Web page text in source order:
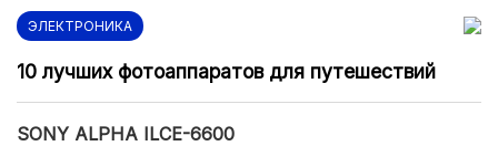
ЭЛЕКТРОНИКА
10 лучших фотоаппаратов для путешествий
SONY ALPHA ILCE-6600